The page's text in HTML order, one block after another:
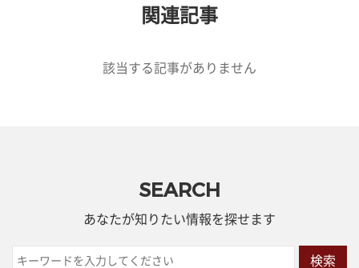
関連記事
該当する記事がありません
SEARCH
あなたが知りたい情報を探せます
検索